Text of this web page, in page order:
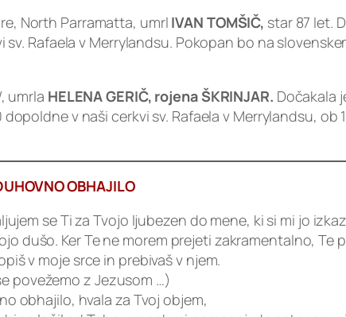
North Parramatta, umrl IVAN TOMŠIČ, star 87 let.
Rafaela v Merrylandsu. Pokopan bo na
umrla HELENA GERIČ, rojena ŠKRINJAR. Dočakala
v naši cerkvi sv. Rafaela v Merrylandsu, ob
OBHAJILO
se Ti za Tvojo ljubezen do mene, ki si mi jo
dušo. Ker Te ne morem prejeti zakramentalno, Te
v moje srce in prebivaš v njem.
povežemo z Jezusom …)
obhajilo, hvala za Tvoj objem,